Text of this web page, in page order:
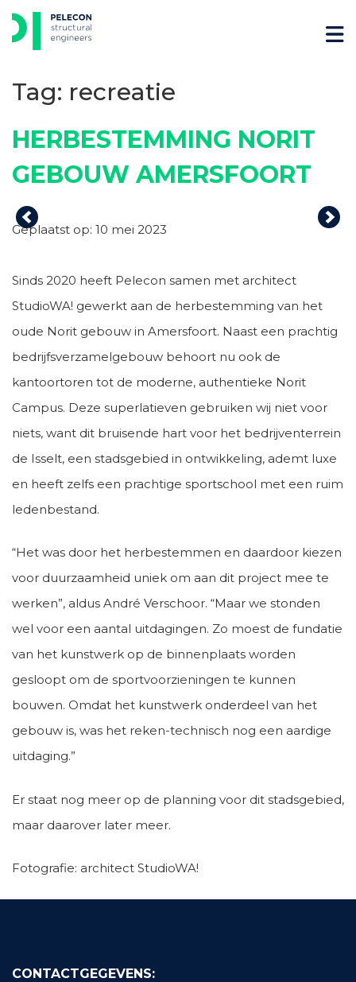
Skip
to
Tag: recreatie
HERBESTEMMING NORIT
GEBOUW AMERSFOORT
Previous
Geplaatst op: 10 mei 2023
Sinds 2020 heeft Pelecon samen met architect
StudioWA! gewerkt aan de herbestemming van het
oude Norit gebouw in Amersfoort. Naast een prachtig
bedrijfsverzamelgebouw behoort nu ook de
kantoortoren tot de moderne, authentieke Norit
Campus. Deze superlatieven gebruiken wij niet voor
niets, want dit bruisende hart voor het bedrijventerrein
de Isselt, een stadsgebied in ontwikkeling, ademt luxe
en heeft zelfs een prachtige sportschool met een ruim
ledenbestand.
“Het was door het herbestemmen en daardoor kiezen
voor duurzaamheid uniek om aan dit project mee te
werken”, aldus André Verschoor. “Maar we stonden
wel voor een aantal uitdagingen. Zo moest de fundatie
van het kunstwerk op de binnenplaats worden
gesloopt om de sportvoorzieningen te kunnen
bouwen. Omdat het kunstwerk onderdeel van het
gebouw is, was het reken-technisch nog een aardige
uitdaging.”
Er staat nog meer op de planning voor dit stadsgebied,
maar daarover later meer.
Fotografie: architect StudioWA!
CONTACTGEGEVENS: